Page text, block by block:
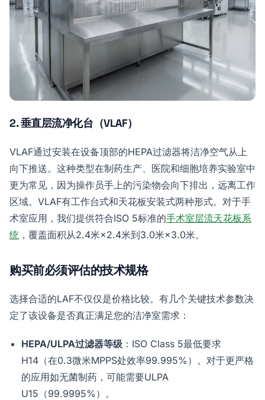
2. 垂直层流净化台（VLAF）
VLAF通过安装在设备顶部的HEPA过滤器将洁净空气从上
向下推送。这种类型在制药生产、医院和细胞培养实验室中
更为常见，因为操作员手上的污染物会向下排出，远离工作
区域。VLAF有工作台式和天花板安装式两种形式。对于手
术室应用，我们提供符合ISO 5标准的手术室层流天花板系
统 ，覆盖面积从2.4米×2.4米到3.0米×3.0米。
购买前必须评估的技术规格
选择合适的LAF不仅仅是价格比较。有几个关键技术参数决
定了该设备是否真正满足您的洁净室需求：
HEPA/ULPA过滤器等级 ：ISO Class 5最低要求
H14（在0.3微米MPPS处效率99.995%）。对于更严格
的应用如无菌制药，可能需要ULPA
U15（99.9995%）。